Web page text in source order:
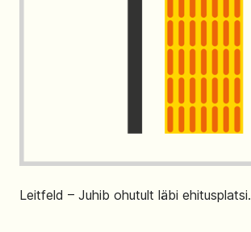
Leitfeld – Juhib ohutult läbi ehitusplatsi.